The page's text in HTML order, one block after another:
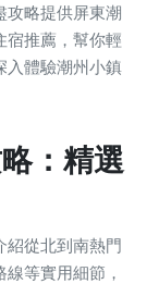
攻略提供屏東潮
宿推薦，幫你輕
入體驗潮州小鎮
：精選
紹從北到南熱門
等實用細節，